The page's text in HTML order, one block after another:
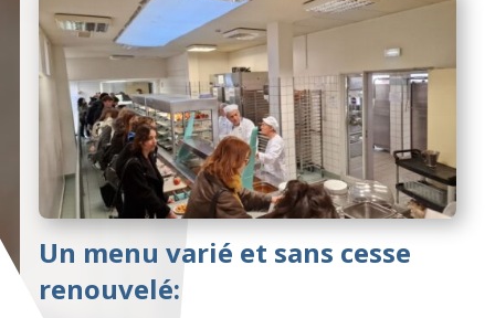
Un menu varié et sans cesse
renouvelé: